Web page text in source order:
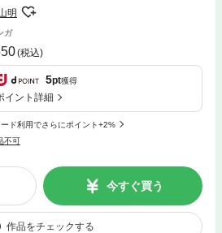
明
ガ
(税込)
5pt獲得
イント詳細
ド利用でさらにポイント+2%
不可
今すぐ買う
作品をチェックする